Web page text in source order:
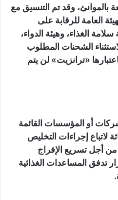
بالموانئ، وقد تم التنسيق مع
العامة للرقابة على
الغذاء، وهيئة الدواء،
الشحنات المطلوب
«ترانزيت» لن يتم
أو المؤسسات القائمة
لاتباع إجراءات التخليص
من أجل تسريع الإفراج
تدفق المساعدات الغذائية